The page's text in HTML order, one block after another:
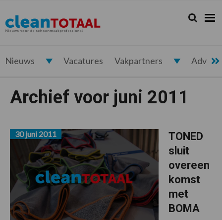
de
hoofdnavigatie
de
hoofd
de
voettekst
Cleantotaal.nl
Het
laatste
voor
schoonmaak
Zoeken...
Zoek
Nieuws Vacatures Vakpartners
Archief voor juni 2011
TONED
sluit
overeen
komst
met
BOMA
30 juni 2011